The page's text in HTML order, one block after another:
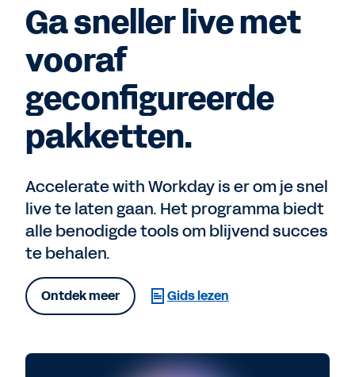
Ga sneller live met
vooraf
geconfigureerde
pakketten.
Accelerate with Workday is er om je snel
live te laten gaan. Het programma biedt
alle benodigde tools om blijvend succes
te behalen.
Ontdek meer Gids lezen